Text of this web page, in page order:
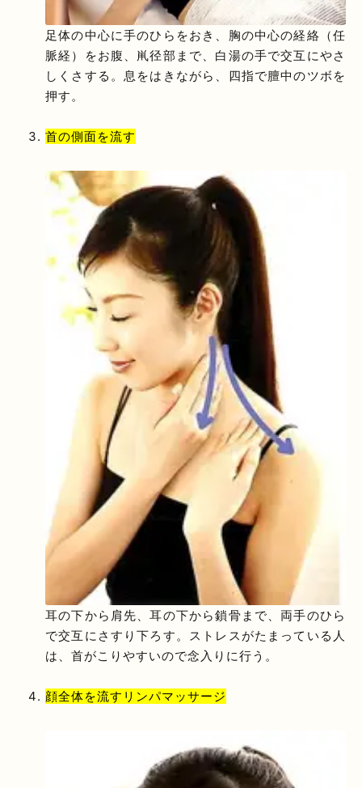
足体の中心に手のひらをおき、胸の中心の経絡（任
脈経）をお腹、鼡径部まで、白湯の手で交互にやさ
しくさする。息をはきながら、四指で膻中のツボを
押す。
首の側面を流す
耳の下から肩先、耳の下から鎖骨まで、両手のひら
で交互にさすり下ろす。ストレスがたまっている人
は、首がこりやすいので念入りに行う。
顔全体を流すリンパマッサージ